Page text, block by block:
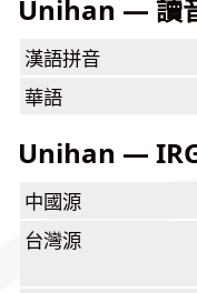
Unihan — 讀
漢語拼音
華語
Unihan —
中國源
台灣源